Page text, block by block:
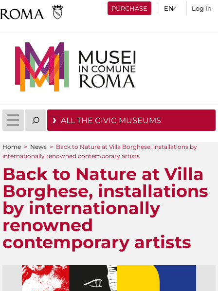
PURCHASE Log In
ALL THE CIVIC MUSEUMS
You are here
Home > News > Back to Nature at Villa Borghese, installations by
internationally renowned contemporary artists
Back to Nature at Villa
Borghese, installations
by internationally
renowned
contemporary artists